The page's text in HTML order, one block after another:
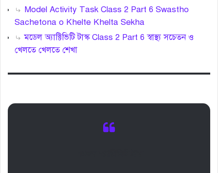
Model Activity Task Class 2 Part 6 Swastho
Sachetona o Khelte Khelta Sekha
মডেল অ্যাক্টিভিটি টাস্ক Class 2 Part 6 স্বাস্থ্য সচেতন ও
খেলতে খেলতে শেখা